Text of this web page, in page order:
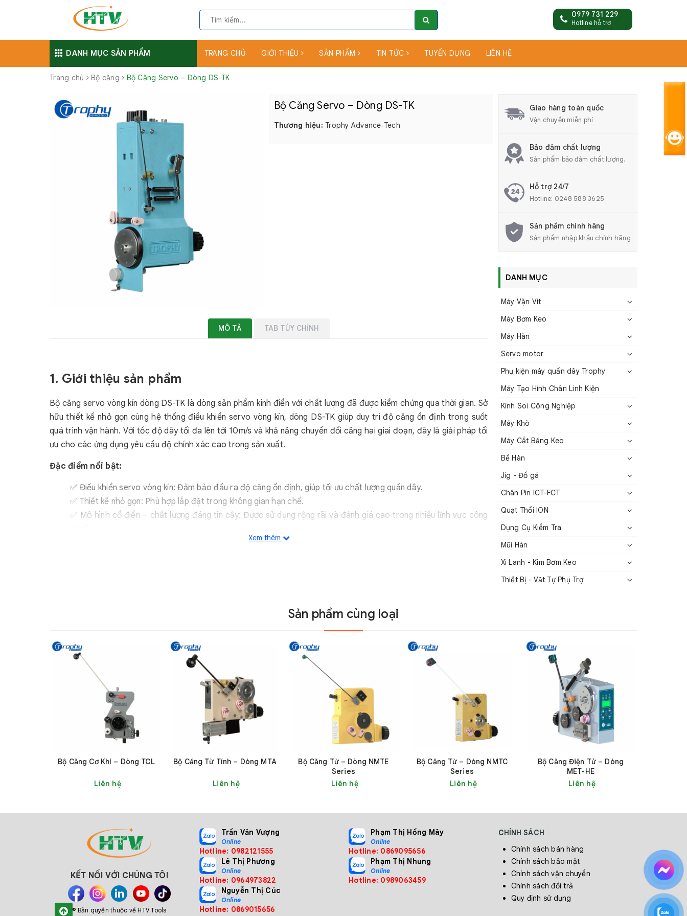
0979 731 229
Hotline hỗ trợ
DANH MỤC SẢN PHẨM TRANG CHỦ GIỚI THIỆU SẢN PHẨM TIN TỨC TUYỂN DỤNG LIÊN HỆ
Trang chủ Bộ căng Bộ Căng Servo – Dòng DS-TK
Bộ Căng Servo – Dòng DS-TK
Thương hiệu: Trophy Advance‑Tech
MÔ TẢ TAB TÙY CHỈNH
1. Giới thiệu sản phẩm
Bộ căng servo vòng kín dòng DS-TK là dòng sản phẩm kinh điển với chất lượng đã được kiểm chứng qua thời gian. Sở
hữu thiết kế nhỏ gọn cùng hệ thống điều khiển servo vòng kín, dòng DS-TK giúp duy trì độ căng ổn định trong suốt
quá trình vận hành. Với tốc độ dây tối đa lên tới 10m/s và khả năng chuyển đổi căng hai giai đoạn, đây là giải pháp tối
ưu cho các ứng dụng yêu cầu độ chính xác cao trong sản xuất.
Đặc điểm nổi bật:
✅ Điều khiển servo vòng kín: Đảm bảo đầu ra độ căng ổn định, giúp tối ưu chất lượng quấn dây.
✅ Thiết kế nhỏ gọn: Phù hợp lắp đặt trong không gian hạn chế.
✅ Mô hình cổ điển – chất lượng đáng tin cậy: Được sử dụng rộng rãi và đánh giá cao trong nhiều lĩnh vực công
✅ Cơ cấu xi lanh điều chỉnh hai mức căng: Hỗ trợ chuyển đổi giữa hai giai đoạn căng dễ dàng, nâng cao sự linh
2. Thông số kỹ thuật dòng DS-TK
Model
kính
dây (mm)
tối đa
(m/s)
Phạm vi
sức căng
(g)
Nguồn
Hiển thị
Xem thêm
Giao hàng toàn quốc
Vận chuyển miễn phí
Bảo đảm chất lượng
Sản phẩm bảo đảm chất lượng.
Hỗ trợ 24/7
Hotline: 0248 588 3625
Sản phẩm chính hãng
Sản phẩm nhập khẩu chính hãng
DANH MỤC
Máy Vặn Vít
Máy Bơm Keo
Máy Hàn
Servo motor
Phụ kiện máy quấn dây Trophy
Máy Tạo Hình Chân Linh Kiện
Kính Soi Công Nghiệp
Máy Khò
Máy Cắt Băng Keo
Bể Hàn
Jig - Đồ gá
Chân Pin ICT-FCT
Quạt Thổi ION
Dụng Cụ Kiểm Tra
Mũi Hàn
Xi Lanh - Kim Bơm Keo
Thiết Bị - Vật Tự Phụ Trợ
Sản phẩm cùng loại
Bộ Căng Cơ Khí – Dòng TCL
Liên hệ
Bộ Căng Từ Tính – Dòng MTA
Liên hệ
Bộ Căng Từ – Dòng NMTE
Series
Liên hệ
Bộ Căng Từ – Dòng NMTC
Series
Liên hệ
Bộ Căng Điện Tử – Dòng
MET-HE
Liên hệ
KẾT NỐI VỚI CHÚNG TÔI
© Bản quyền thuộc về HTV Tools
Trần Văn Vượng
Online
Hotline: 0982121555
Phạm Thị Hồng Mây
Online
Hotline: 0869095656
Lê Thị Phương
Online
Hotline: 0964973822
Phạm Thị Nhung
Online
Hotline: 0989063459
Nguyễn Thị Cúc
Online
Hotline: 0869015656
CHÍNH SÁCH
Chính sách bán hàng
Chính sách bảo mật
Chính sách vận chuyển
Chính sách đổi trả
Quy định sử dụng